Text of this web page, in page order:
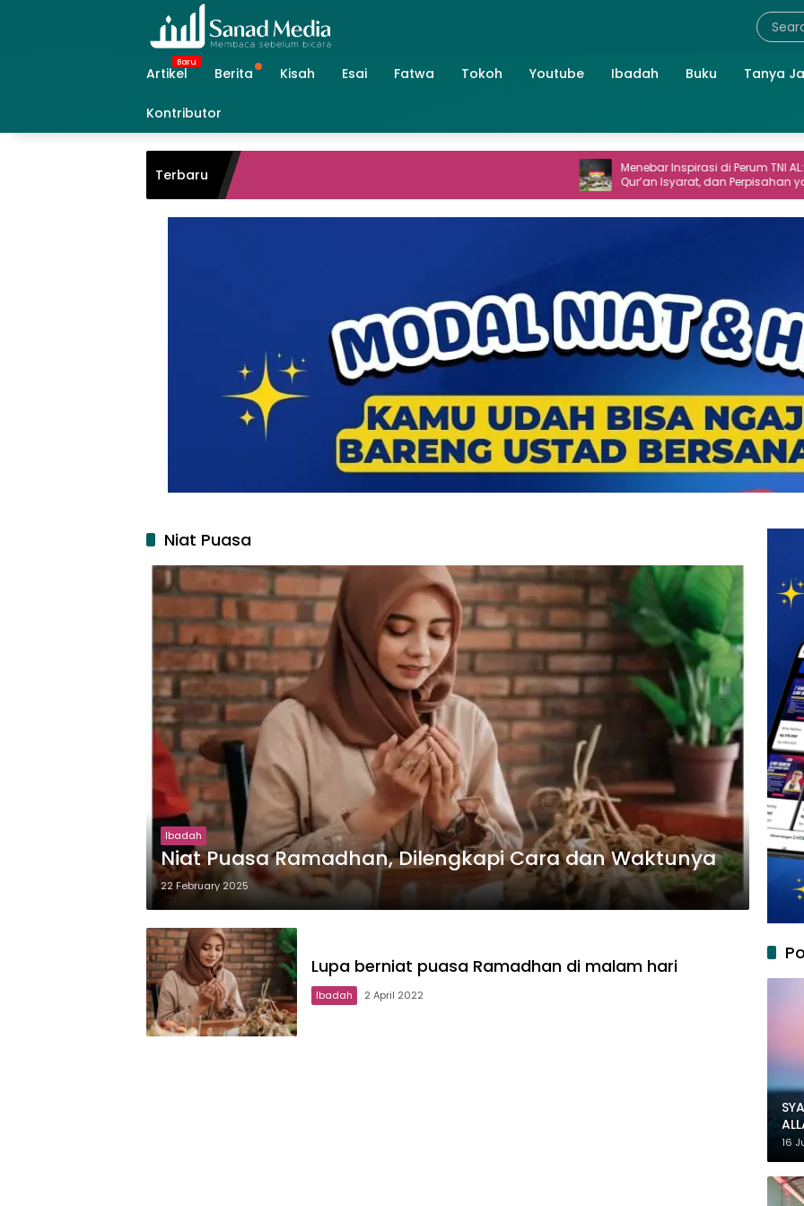
Artikel
Berita Kisah Esai Fatwa Tokoh Youtube Ibadah Buku Tanya
Kontributor
Terbaru
Menebar Inspirasi di Perum TNI AL: Seni,
Qur’an Isyarat, dan Perpisahan yang
Hangat
Niat Puasa
Ibadah
Niat Puasa Ramadhan, Dilengkapi Cara dan Waktunya
22 February 2025
Lupa berniat puasa Ramadhan di malam hari
Ibadah 2 April 2022
16